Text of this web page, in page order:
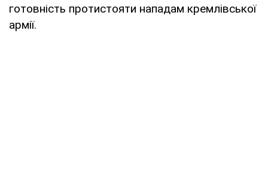
готовність протистояти нападам кремлівської
армії.